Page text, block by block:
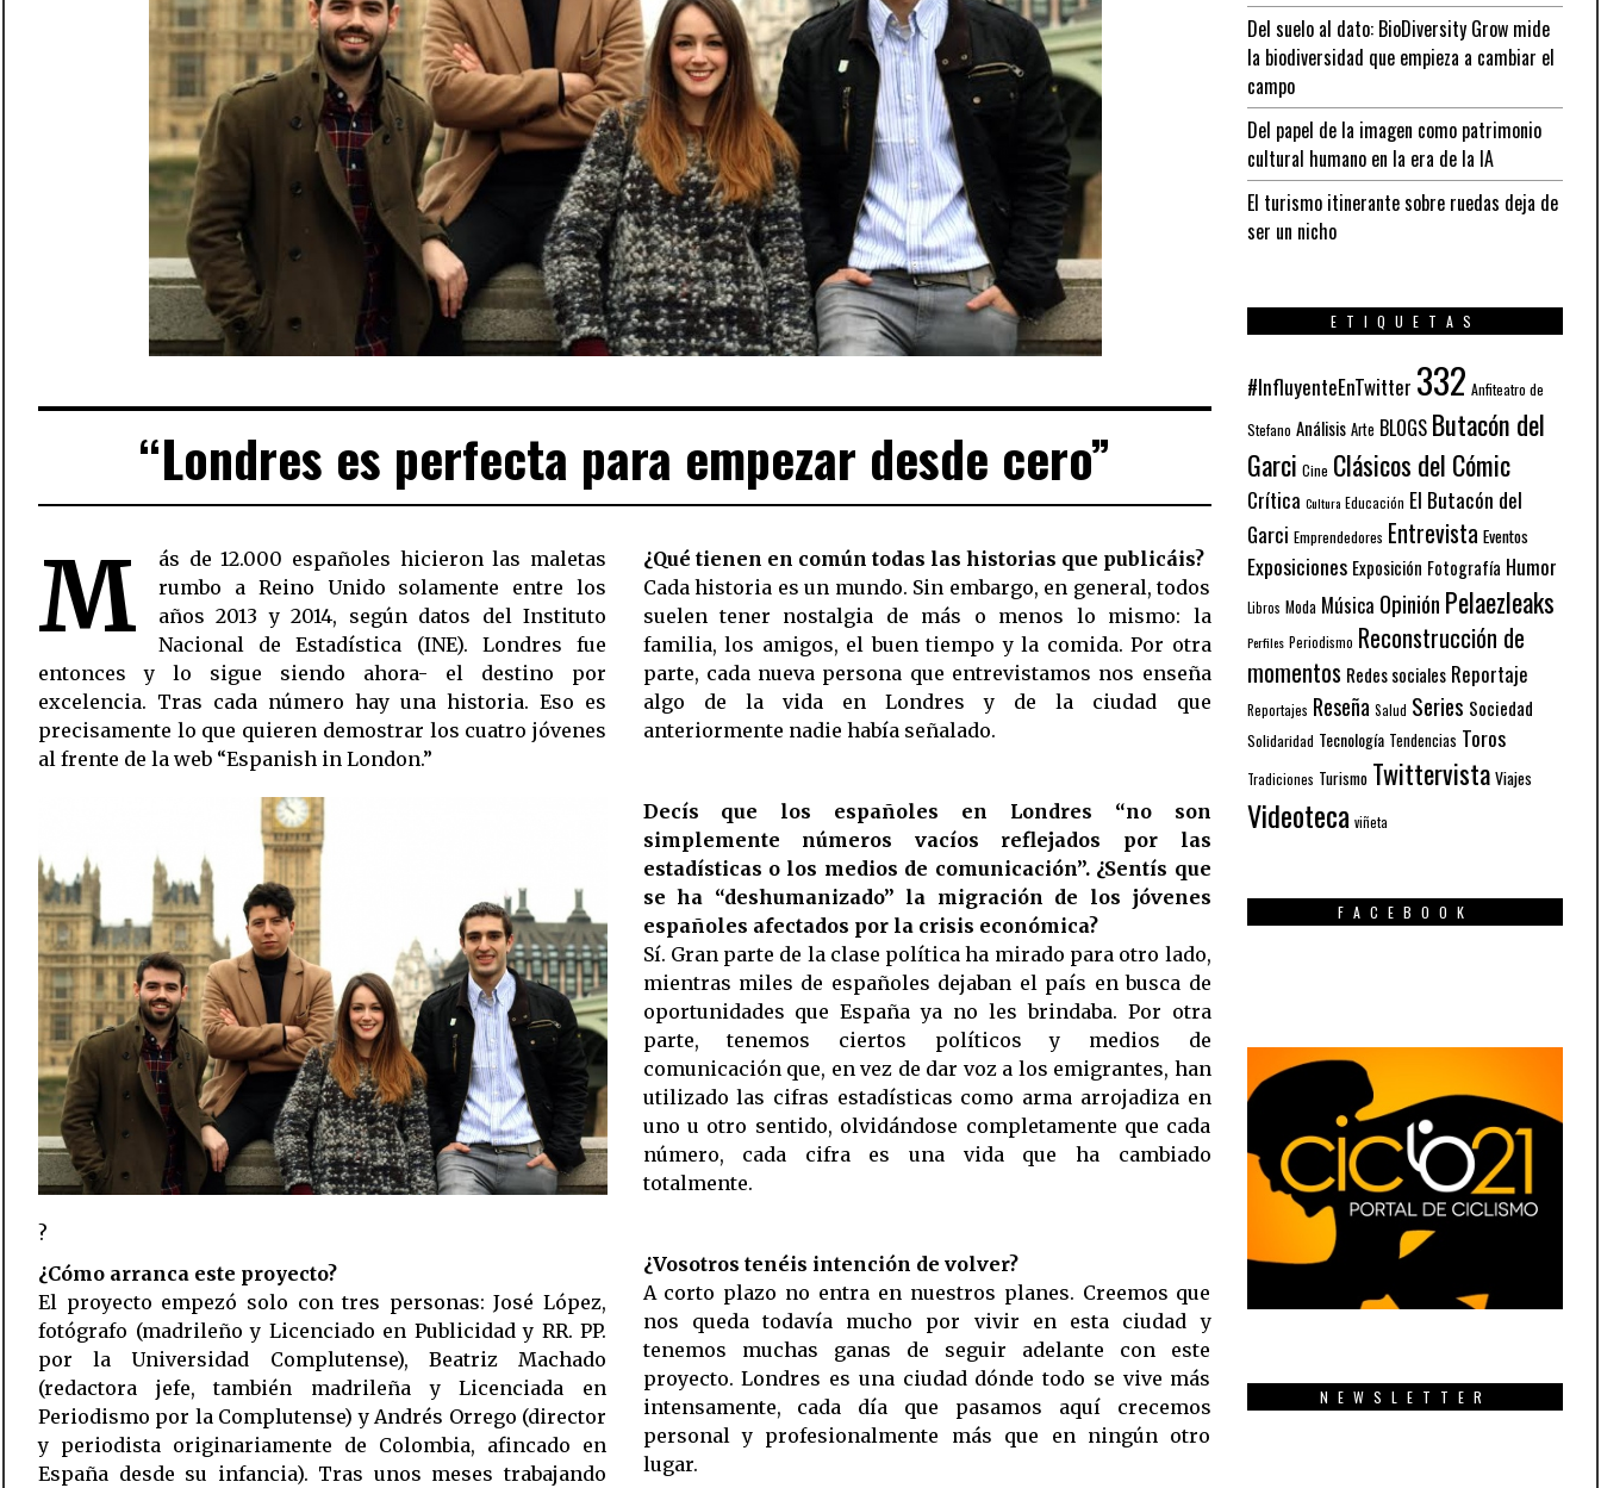
“Londres es perfecta para empezar desde cero”
M
ás de 12.000 españoles hicieron las maletas
rumbo a Reino Unido solamente entre los
años 2013 y 2014, según datos del Instituto
Nacional de Estadística (INE). Londres fue
entonces y lo sigue siendo ahora- el destino por
excelencia. Tras cada número hay una historia. Eso es
precisamente lo que quieren demostrar los cuatro jóvenes
al frente de la web “Espanish in London.”
?
¿Cómo arranca este proyecto?
El proyecto empezó solo con tres personas: José López,
fotógrafo (madrileño y Licenciado en Publicidad y RR. PP.
por la Universidad Complutense), Beatriz Machado
(redactora jefe, también madrileña y Licenciada en
Periodismo por la Complutense) y Andrés Orrego (director
y periodista originariamente de Colombia, afincado en
España desde su infancia). Tras unos meses trabajando
¿Qué tienen en común todas las historias que publicáis?
Cada historia es un mundo. Sin embargo, en general, todos
suelen tener nostalgia de más o menos lo mismo: la
familia, los amigos, el buen tiempo y la comida. Por otra
parte, cada nueva persona que entrevistamos nos enseña
algo de la vida en Londres y de la ciudad que
anteriormente nadie había señalado.
Decís que los españoles en Londres “no son
simplemente números vacíos reflejados por las
estadísticas o los medios de comunicación”. ¿Sentís que
se ha “deshumanizado” la migración de los jóvenes
españoles afectados por la crisis económica?
Sí. Gran parte de la clase política ha mirado para otro lado,
mientras miles de españoles dejaban el país en busca de
oportunidades que España ya no les brindaba. Por otra
parte, tenemos ciertos políticos y medios de
comunicación que, en vez de dar voz a los emigrantes, han
utilizado las cifras estadísticas como arma arrojadiza en
uno u otro sentido, olvidándose completamente que cada
número, cada cifra es una vida que ha cambiado
totalmente.
¿Vosotros tenéis intención de volver?
A corto plazo no entra en nuestros planes. Creemos que
nos queda todavía mucho por vivir en esta ciudad y
tenemos muchas ganas de seguir adelante con este
proyecto. Londres es una ciudad dónde todo se vive más
intensamente, cada día que pasamos aquí crecemos
personal y profesionalmente más que en ningún otro
lugar.
Del suelo al dato: BioDiversity Grow mide
la biodiversidad que empieza a cambiar el
campo
Del papel de la imagen como patrimonio
cultural humano en la era de la IA
El turismo itinerante sobre ruedas deja de
ser un nicho
ETIQUETAS
#InfluyenteEnTwitter 332 Anfiteatro de
Stefano Análisis Arte BLOGS Butacón del
Garci Cine Clásicos del Cómic
Crítica Cultura Educación El Butacón del
Garci Emprendedores Entrevista Eventos
Exposiciones Exposición Fotografía Humor
Libros Moda Música Opinión Pelaezleaks
Perfiles Periodismo Reconstrucción de
momentos Redes sociales Reportaje
Reportajes Reseña Salud Series Sociedad
Solidaridad Tecnología Tendencias Toros
Tradiciones Turismo Twittervista Viajes
Videoteca viñeta
FACEBOOK
NEWSLETTER